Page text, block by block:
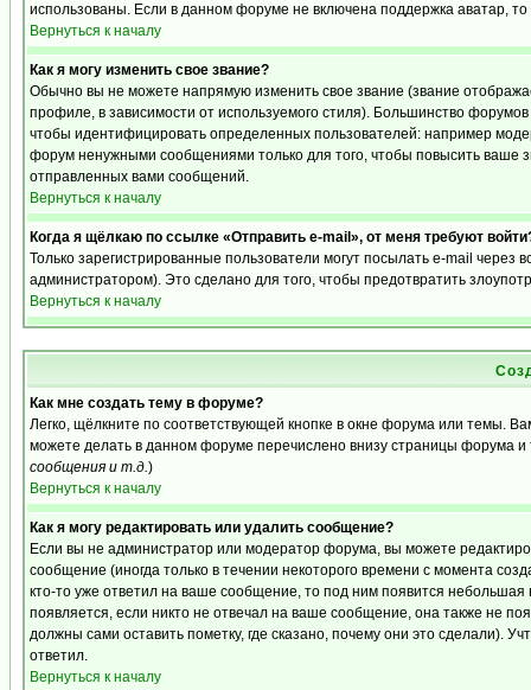
использованы. Если в данном форуме не включена поддержка аватар,
Вернуться к началу
Как я могу изменить свое звание?
Обычно вы не можете напрямую изменить свое звание (звание
профиле, в зависимости от используемого стиля). Большинство
чтобы идентифицировать определенных пользователей: например
форум ненужными сообщениями только для того, чтобы повысить ваше
отправленных вами сообщений.
Вернуться к началу
Когда я щёлкаю по ссылке «Отправить e-mail», от меня требуют
Только зарегистрированные пользователи могут посылать e-mail
администратором). Это сделано для того, чтобы предотвратить
Вернуться к началу
Как мне создать тему в форуме?
Легко, щёлкните по соответствующей кнопке в окне форума или темы.
можете делать в данном форуме перечислено внизу страницы форума и
сообщения и т.д.)
Вернуться к началу
Как я могу редактировать или удалить сообщение?
Если вы не администратор или модератор форума, вы можете
сообщение (иногда только в течении некоторого времени с момента
кто-то уже ответил на ваше сообщение, то под ним появится
появляется, если никто не отвечал на ваше сообщение, она также не
должны сами оставить пометку, где сказано, почему они это сделали).
ответил.
Вернуться к началу